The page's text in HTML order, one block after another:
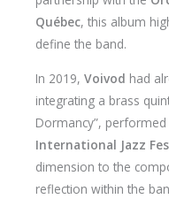
Québec, this album
define the band.
In 2019, Voivod had
integrating a brass
Dormancy”,
International Jazz
dimension to the
reflection within the